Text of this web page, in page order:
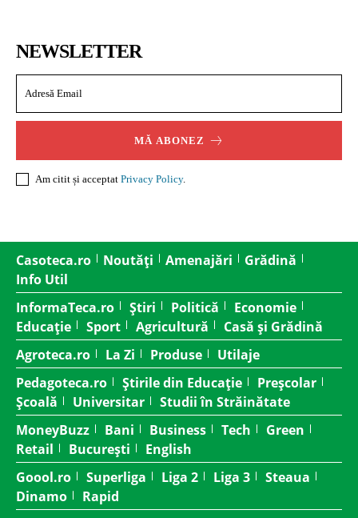
NEWSLETTER
MĂ ABONEZ
Am citit și acceptat Privacy Policy.
Casoteca.ro Noutăți Amenajări
Grădină
Info Util
InformaTeca.ro
Știri Politică
Economie
Educație
Sport Agricultură
Casă și Grădină
Agroteca.ro
La Zi Produse
Utilaje
Pedagoteca.ro
Știrile din Educație
Preșcolar
Școală
Universitar
Studii în Străinătate
MoneyBuzz
Bani Business Tech
Green
Retail
București
English
Goool.ro
Superliga Liga 2 Liga 3
Steaua
Dinamo
Rapid